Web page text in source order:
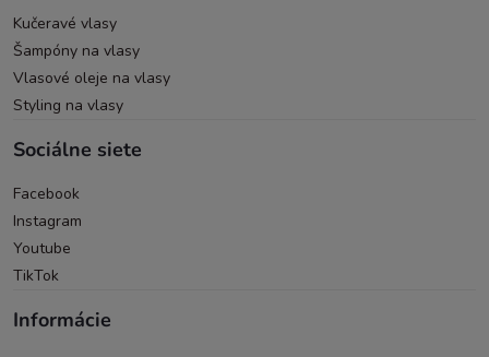
Kučeravé vlasy
Šampóny na vlasy
Vlasové oleje na vlasy
Styling na vlasy
Sociálne siete
Facebook
Instagram
Youtube
TikTok
Informácie